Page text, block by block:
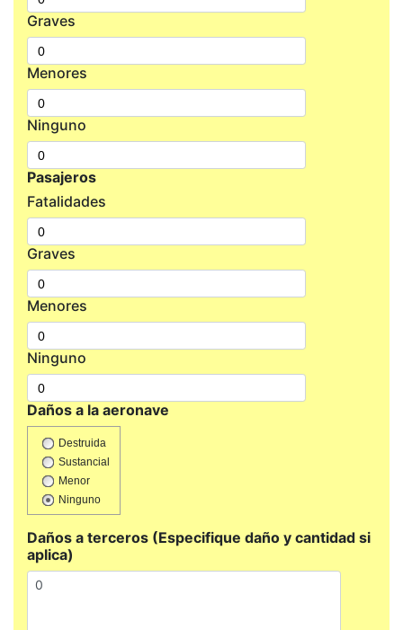
Graves
Menores
Ninguno
Pasajeros
Fatalidades
Graves
Menores
Ninguno
Daños a la aeronave
Destruida
Sustancial
Menor
Ninguno
Daños a terceros (Especifique daño y cantidad si
aplica)